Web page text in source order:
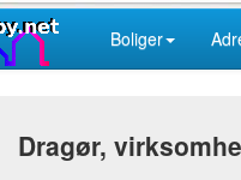
Boliger
Dragør,